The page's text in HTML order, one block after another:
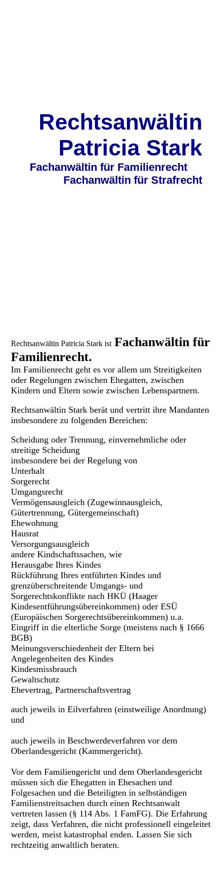
Rechtsanwältin
Patricia Stark
Fachanwältin für Familienrecht
Fachanwältin für Strafrecht
Rechtsanwältin Patricia Stark ist Fachanwältin für
Familienrecht.
Im Familienrecht geht es vor allem um Streitigkeiten
oder Regelungen zwischen Ehegatten, zwischen
Kindern und Eltern sowie zwischen Lebenspartnern.
Rechtsanwältin Stark berät und vertritt ihre Mandanten
insbesondere zu folgenden Bereichen:
Scheidung oder Trennung, einvernehmliche oder
streitige Scheidung
insbesondere bei der Regelung von
Unterhalt
Sorgerecht
Umgangsrecht
Vermögensausgleich (Zugewinnausgleich,
Gütertrennung, Gütergemeinschaft)
Ehewohnung
Hausrat
Versorgungsausgleich
andere Kindschaftssachen, wie
Herausgabe Ihres Kindes
Rückführung Ihres entführten Kindes und
grenzüberschreitende Umgangs- und
Sorgerechtskonflikte nach HKÜ (Haager
Kindesentführungsübereinkommen) oder ESÜ
(Europäischen Sorgerechtsübereinkommen) u.a.
Eingriff in die elterliche Sorge (meistens nach § 1666
BGB)
Meinungsverschiedenheit der Eltern bei
Angelegenheiten des Kindes
Kindesmissbrauch
Gewaltschutz
Ehevertrag, Partnerschaftsvertrag
auch jeweils in Eilverfahren (einstweilige Anordnung)
und
auch jeweils in Beschwerdeverfahren vor dem
Oberlandesgericht (Kammergericht).
Vor dem Familiengericht und dem Oberlandesgericht
müssen sich die Ehegatten in Ehesachen und
Folgesachen und die Beteiligten in selbständigen
Familienstreitsachen durch einen Rechtsanwalt
vertreten lassen (§ 114 Abs. 1 FamFG). Die Erfahrung
zeigt, dass Verfahren, die nicht professionell eingeleitet
werden, meist katastrophal enden. Lassen Sie sich
rechtzeitig anwaltlich beraten.